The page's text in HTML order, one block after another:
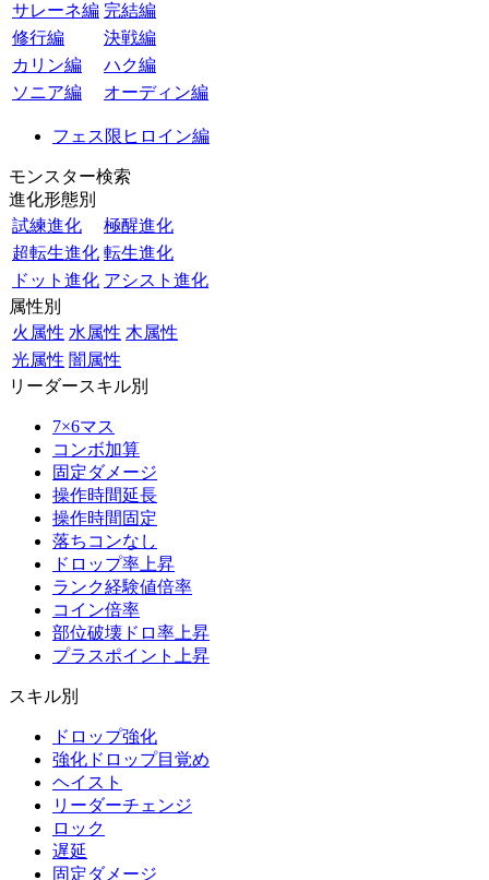
サレーネ編 完結編
修行編
決戦編
カリン編
ハク編
ソニア編
オーディン編
フェス限ヒロイン編
モンスター検索
進化形態別
試練進化
極醒進化
超転生進化 転生進化
ドット進化 アシスト進化
属性別
火属性 水属性 木属性
光属性 闇属性
リーダースキル別
7×6マス
コンボ加算
固定ダメージ
操作時間延長
操作時間固定
落ちコンなし
ドロップ率上昇
ランク経験値倍率
コイン倍率
部位破壊ドロ率上昇
プラスポイント上昇
スキル別
ドロップ強化
強化ドロップ目覚め
ヘイスト
リーダーチェンジ
ロック
遅延
固定ダメージ